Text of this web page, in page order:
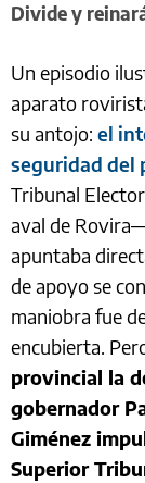
Divide y
Un episodio
aparato
su antojo: el
seguridad del
Tribunal
aval de
apuntaba
de apoyo se
maniobra fue
encubierta.
provincial la
gobernador
Giménez
Superior